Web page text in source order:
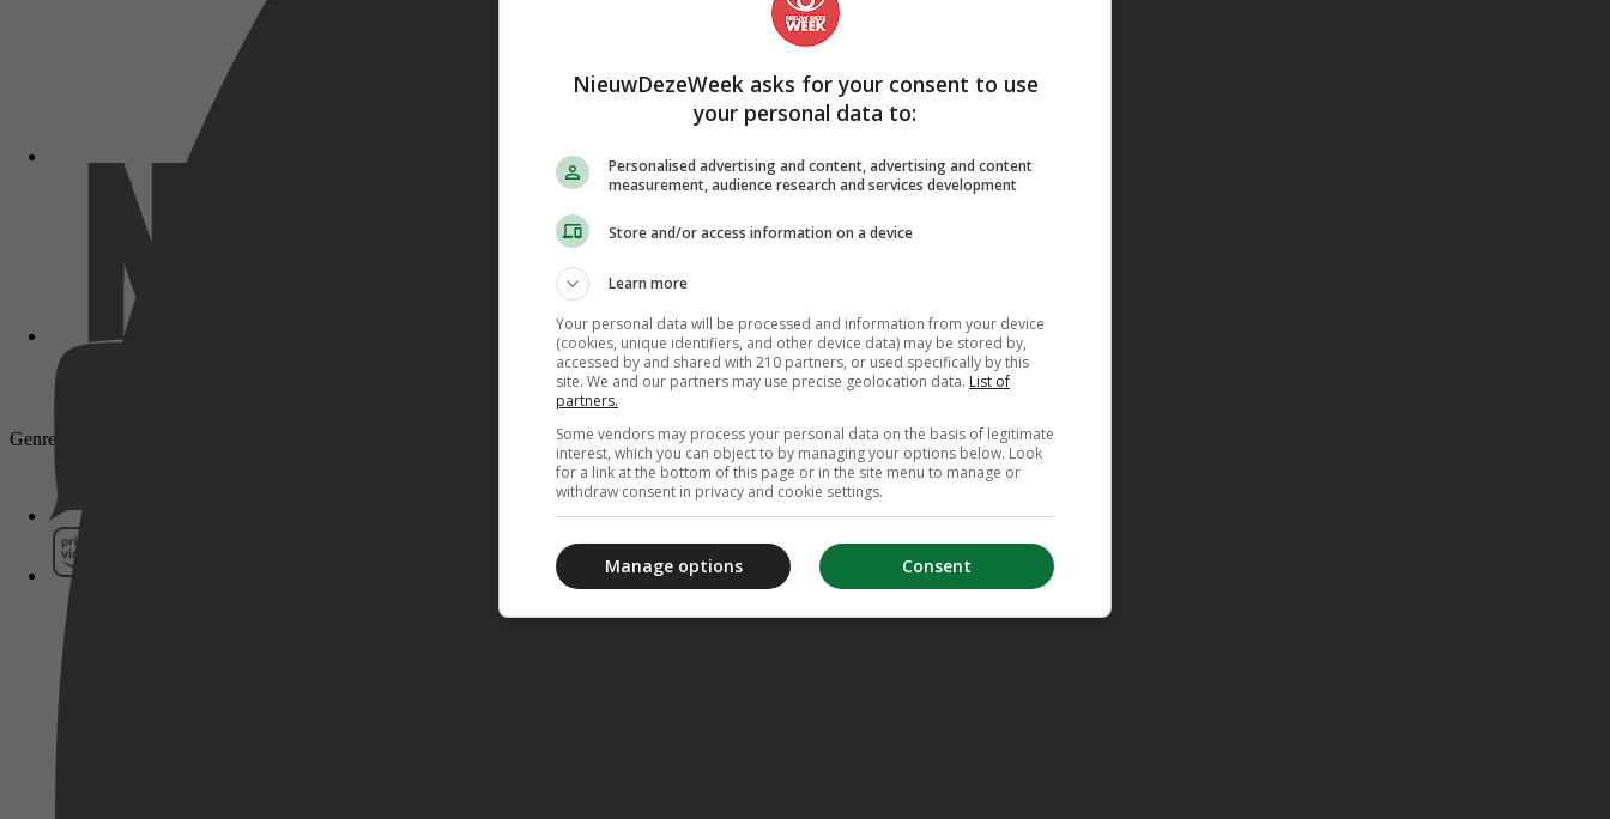
Genre: Drama, Crime, Thriller, Action
NieuwDezeWeek asks for your consent to use
your personal data to:
Personalised advertising and content, advertising and content
measurement, audience research and services development
Store and/or access information on a device
Learn more
Your personal data will be processed and information from your device
(cookies, unique identifiers, and other device data) may be stored by,
accessed by and shared with 210 partners, or used specifically by this
site. We and our partners may use precise geolocation data. List of
partners.
Some vendors may process your personal data on the basis of legitimate
interest, which you can object to by managing your options below. Look
for a link at the bottom of this page or in the site menu to manage or
withdraw consent in privacy and cookie settings.
Consent
Manage options